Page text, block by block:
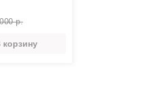
р.
корзину